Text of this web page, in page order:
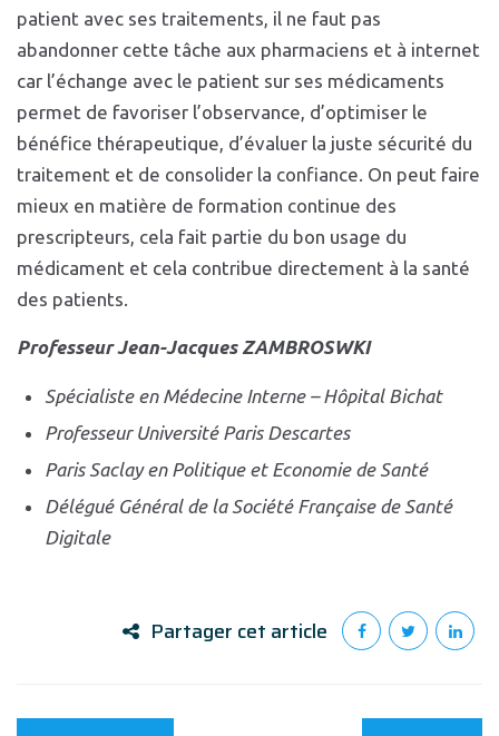
patient avec ses traitements, il ne faut pas
abandonner cette tâche aux pharmaciens et à internet
car l’échange avec le patient sur ses médicaments
permet de favoriser l’observance, d’optimiser le
bénéfice thérapeutique, d’évaluer la juste sécurité du
traitement et de consolider la confiance. On peut faire
mieux en matière de formation continue des
prescripteurs, cela fait partie du bon usage du
médicament et cela contribue directement à la santé
des patients.
Professeur Jean-Jacques ZAMBROSWKI
Spécialiste en Médecine Interne – Hôpital Bichat
Professeur Université Paris Descartes
Paris Saclay en Politique et Economie de Santé
Délégué Général de la Société Française de Santé
Digitale
Partager cet article